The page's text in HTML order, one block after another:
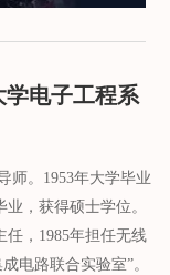
电子工程系
师。1953年大学毕业
，获得硕士学位。
任，1985年担任无线
电路联合实验室”。